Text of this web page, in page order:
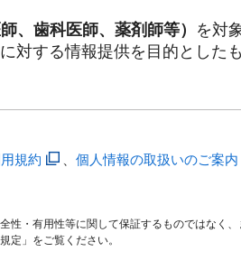
、歯科医師、薬剤師等） を対
する情報提供を目的とした
規約 、個人情報の取扱いのご案内
・有用性等に関して保証するものではなく
定」をご覧ください。